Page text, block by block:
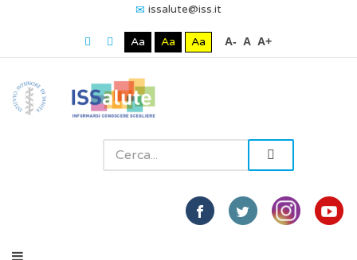
issalute@iss.it
Aa Aa Aa A- A A+